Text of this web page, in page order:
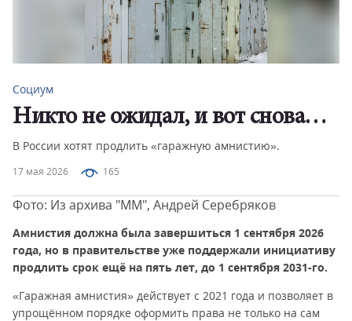
17 мая 2026 165
Социум
Никто не ожидал, и вот снова…
В России хотят продлить «гаражную амнистию».
Фото: Из архива "ММ", Андрей Серебряков
Амнистия должна была завершиться 1 сентября 2026
года, но в правительстве уже поддержали инициативу
продлить срок ещё на пять лет, до 1 сентября 2031-го.
«Гаражная амнистия» действует с 2021 года и позволяет в
упрощённом порядке оформить права не только на сам